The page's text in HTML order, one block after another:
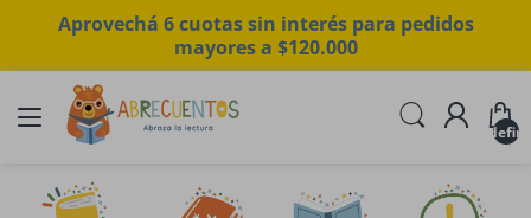
Aprovechá 6 cuotas sin interés para pedidos
mayores a $120.000